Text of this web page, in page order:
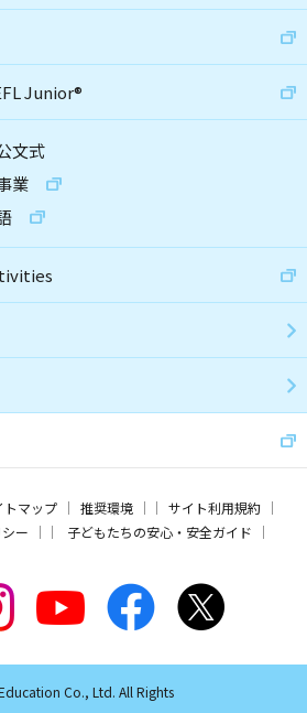
Junior®
文式
業
トマップ 推奨環境
サイト利用規約
ー
子どもたちの安心・安全ガイド
Co., Ltd. All Rights